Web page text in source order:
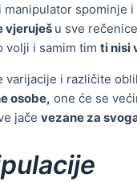
spominje
vjeruješ u sve
volji i samim tim ti nisi
varijacije i različite
osobe, one će se
jače vezane za